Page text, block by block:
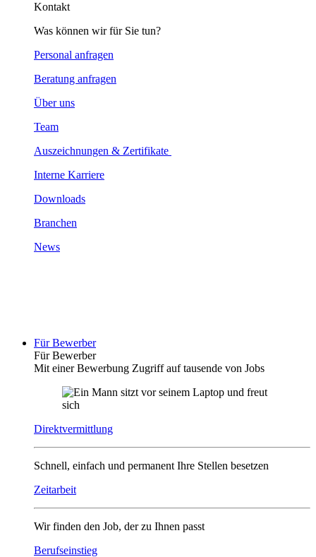
Kontakt
Was können wir für Sie tun?
Personal anfragen
Beratung anfragen
Über uns
Team
Auszeichnungen & Zertifikate
Interne Karriere
Downloads
Branchen
News
Für Bewerber
Für Bewerber
Mit einer Bewerbung Zugriff auf tausende von Jobs
Direktvermittlung
Schnell, einfach und permanent Ihre Stellen besetzen
Zeitarbeit
Wir finden den Job, der zu Ihnen passt
Berufseinstieg